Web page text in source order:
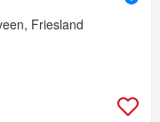
Friesland